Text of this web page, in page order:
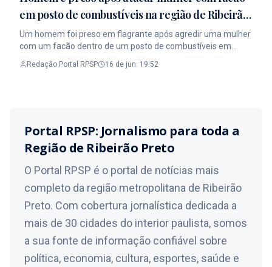
em posto de combustíveis na região de Ribeirão
Preto
Um homem foi preso em flagrante após agredir uma mulher
com um facão dentro de um posto de combustíveis em
Jaboticabal, cidade da região de Ribeirão Preto. O caso
aconteceu na tarde de segunda-feira (15) e foi registrado
foram acionados por testemunhas e conseguiram conter o
homem após ele resistir às ordens de abordagem. Durante a
ocorrência, foram apreendidos um facão, outras três facas e
duas porções de crack encontradas no veículo do suspeito. A
mulher recebeu atendimento médico e já teve alta. O caso
foi registrado como tentativa de feminicídio, e o investigado
permanece à disposição da Justiça. Leia a Matéria Completa
no Portal RPSP Link na Bio. #Jornalismo #RibeiraoPreto
#PortalRPSP
Redação Portal RPSP 16 de jun. 19:52
Portal RPSP: Jornalismo para toda a
Região de Ribeirão Preto
O Portal RPSP é o portal de notícias mais
completo da região metropolitana de Ribeirão
Preto. Com cobertura jornalística dedicada a
mais de 30 cidades do interior paulista, somos
a sua fonte de informação confiável sobre
política, economia, cultura, esportes, saúde e